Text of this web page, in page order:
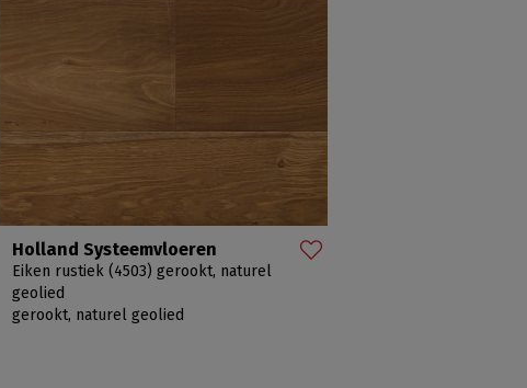
Holland Systeemvloeren
Eiken rustiek (4503) gerookt, naturel
geolied
gerookt, naturel geolied